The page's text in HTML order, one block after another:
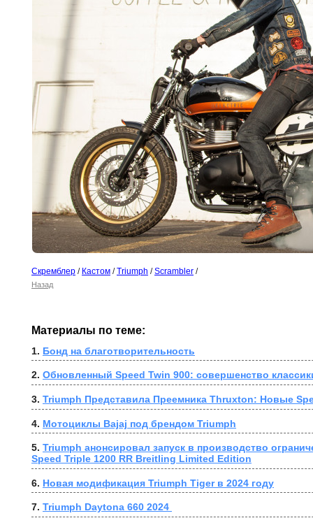
Скремблер / Кастом /Triumph /Scrambler /
Назад
Материалы по теме:
1. Бонд на благотворительность
2. Обновленный Speed Twin 900: совершенство
3. Triumph Представила Преемника Thruxton: Новые
4. Мотоциклы Bajaj под брендом Triumph
5. Triumph анонсировал запуск в производство
Speed Triple 1200 RR Breitling Limited Edition
6. Новая модификация Triumph Tiger в 2024 году
7. Triumph Daytona 660 2024